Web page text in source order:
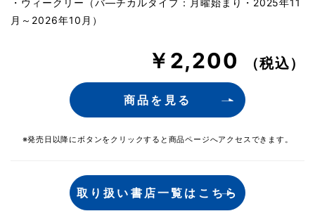
月～2026年10月）
￥2,200 （税込）
商品を見る
※発売日以降にボタンをクリックすると商品ページへアクセスできます。
取り扱い書店一覧はこちら